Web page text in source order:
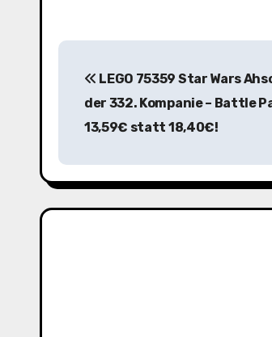
B
t
r
LEGO 75359 Star Wars
der 332. Kompanie – Battle
13,59€ statt 18,40€!